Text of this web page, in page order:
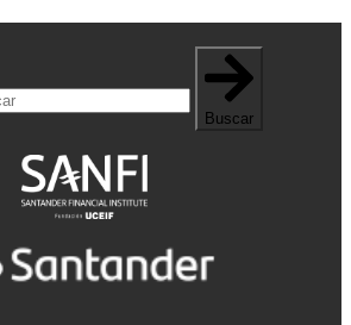
Buscar